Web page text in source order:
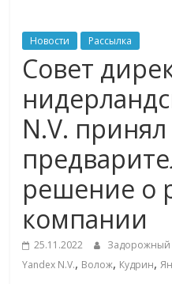
ритейле,
соцсетях
Портал
об
онлайн-
торговле,
Новости Рассылка
Совет
N.V. принял
решение о
компании
25.11.2022 Задорожный
Yandex N.V., Волож, Кудрин,